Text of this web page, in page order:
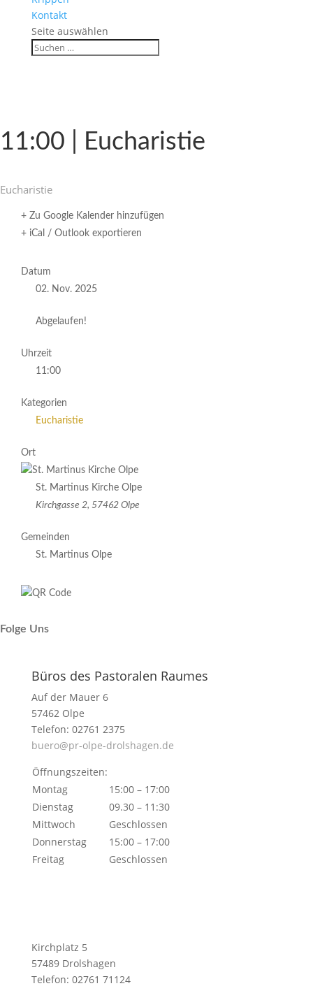
Kontakt
Seite auswählen
11:00 | Eucharistie
Eucha­ristie
+ Zu Google Kalender hinzufügen
+ iCal / Outlook exportieren
Datum
02. Nov. 2025
Abgelaufen!
Uhrzeit
11:00
Kategorien
Eucharistie
Ort
St. Martinus Kirche Olpe
Kirchgasse 2, 57462 Olpe
Gemeinden
St. Martinus Olpe
Folge Uns
Büros des Pastoralen Raumes
Auf der Mauer 6
57462 Olpe
Telefon: 02761 2375
buero@pr-olpe-drolshagen.de
Öffnungszeiten:
Montag
15:00 – 17:00
Dienstag
09.30 – 11:30
Mittwoch
Geschlossen
Donnerstag
15:00 – 17:00
Freitag
Geschlossen
Kirchplatz 5
57489 Drolshagen
Telefon: 02761 71124